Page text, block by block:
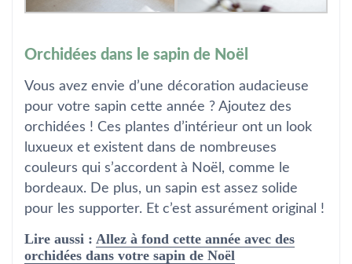
Orchidées dans le sapin de Noël
Vous avez envie d’une décoration audacieuse
pour votre sapin cette année ? Ajoutez des
orchidées ! Ces plantes d’intérieur ont un look
luxueux et existent dans de nombreuses
couleurs qui s’accordent à Noël, comme le
bordeaux. De plus, un sapin est assez solide
pour les supporter. Et c’est assurément original !
Lire aussi : Allez à fond cette année avec des
orchidées dans votre sapin de Noël